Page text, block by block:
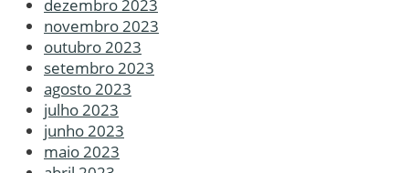
dezembro 2023
novembro 2023
outubro 2023
setembro 2023
agosto 2023
julho 2023
junho 2023
maio 2023